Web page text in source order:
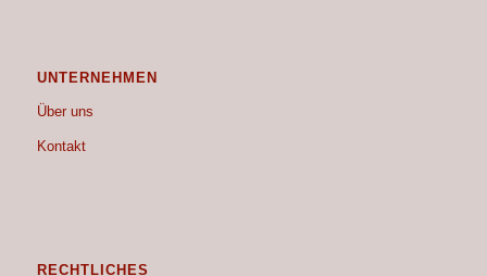
UNTERNEHMEN
Über uns
Kontakt
RECHTLICHES